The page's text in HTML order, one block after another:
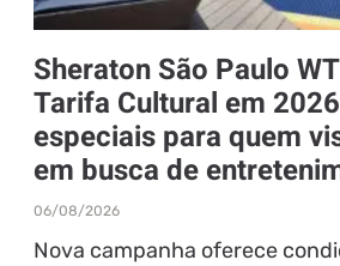
Sheraton São Paulo
Tarifa Cultural em
especiais para quem
em busca de
06/08/2026
Nova campanha oferece